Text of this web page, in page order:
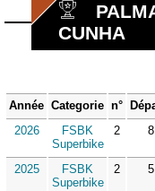
CUNHA
Année Categorie n°
2026
FSBK
Superbike
2 8
2025
FSBK
Superbike
2 5